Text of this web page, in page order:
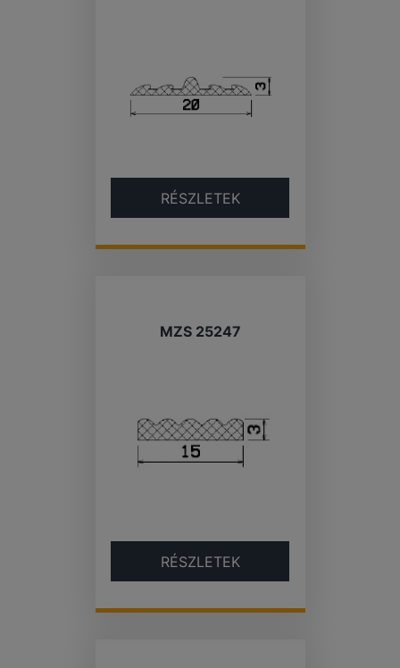
RÉSZLETEK
MZS 25247
RÉSZLETEK